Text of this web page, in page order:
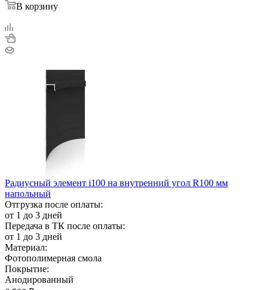
В корзину
Радиусный элемент i100 на внутренний угол R100 мм
напольный
Отгрузка после оплаты:
от 1 до 3 дней
Передача в ТК после оплаты:
от 1 до 3 дней
Материал:
Фотополимерная смола
Покрытие:
Анодированный